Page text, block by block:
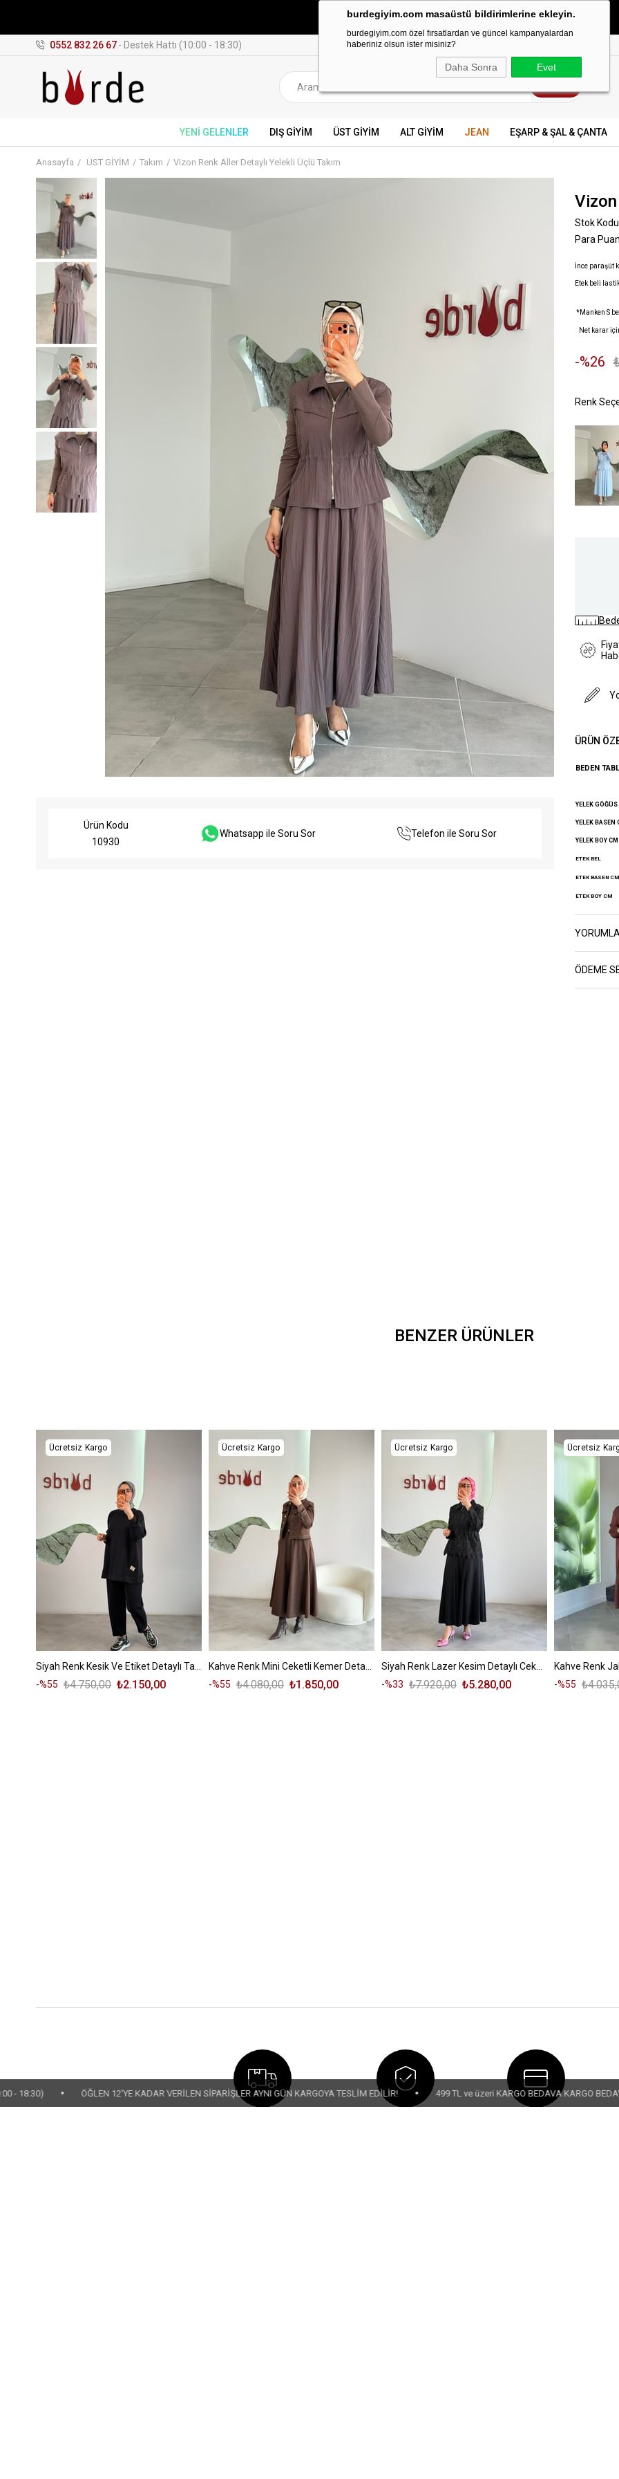
burdegiyim.com masaüstü bildirimlerine ekleyin.
burdegiyim.com özel fırsatlardan ve güncel kampanyalardan
haberiniz olsun ister misiniz?
Daha Sonra Evet
499 TL ve üzeri KARGO BEDAVA
0552 832 26 67- Destek Hattı (10:00 - 18:30)
YENİ GELENLER DIŞ GİYİM ÜST GİYİM ALT GİYİM JEAN EŞARP & ŞAL & ÇANTA
Anasayfa ÜST GİYİM Takım Vizon Renk Aller Detaylı Yelekli Üçlü Takım
Ürün Kodu
10930
Whatsapp ile Soru Sor Telefon ile Soru Sor
Vizon
Stok Kodu
Para Puan
İnce paraşüt
Etek beli
*Manken S
Net karar
26
ÜRÜN
BEDEN
YELEK GÖĞÜS
YELEK BASEN
YELEK BOY CM
ETEK BEL
ETEK BASEN CM
ETEK BOY CM
ÖDEME
BENZER ÜRÜNLER
Siyah Renk Kesik Ve Etiket Detaylı Takım
%55
₺2.150,00
₺4.750,00
Ücretsiz Kargo
Kahve Renk Mini Ceketli Kemer Detaylı Elbise
%55
₺1.850,00
₺4.080,00
Ücretsiz Kargo
Siyah Renk Lazer Kesim Detaylı Ceketi Fermuarlı Takım
%33
₺5.280,00
₺7.920,00
Ücretsiz Kargo
%55
Ücretsiz
• ÖĞLEN 12'YE KADAR VERİLEN SİPARİŞLER AYNI GÜN KARGOYA TESLİM EDİLİR! • 499 TL ve üzeri KARGO BEDAVA KARGO BEDAVA •